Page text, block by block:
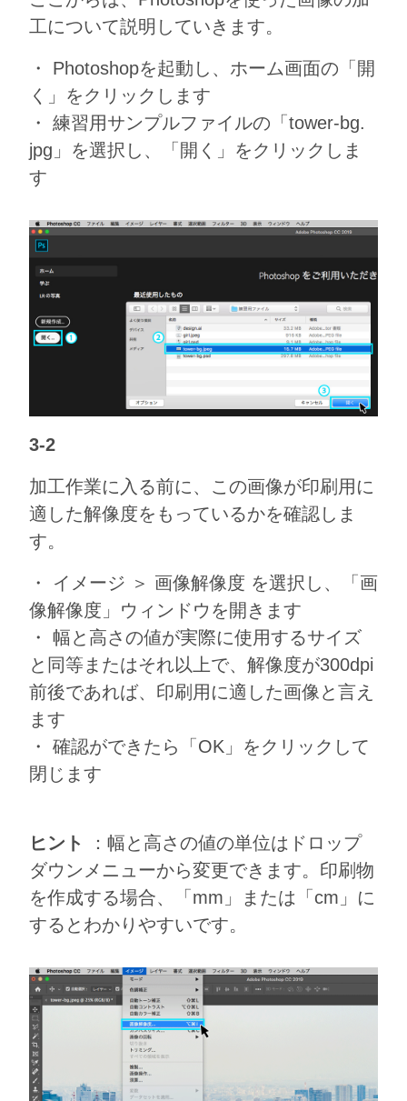
工について説明していきます。
・ Photoshopを起動し、ホーム画面の「開
く」をクリックします
・ 練習用サンプルファイルの「tower-bg.
jpg」を選択し、「開く」をクリックしま
す
3-2
加工作業に入る前に、この画像が印刷用に
適した解像度をもっているかを確認しま
す。
・ イメージ ＞ 画像解像度 を選択し、「画
像解像度」ウィンドウを開きます
・ 幅と高さの値が実際に使用するサイズ
と同等またはそれ以上で、解像度が300dpi
前後であれば、印刷用に適した画像と言え
ます
・ 確認ができたら「OK」をクリックして
閉じます
ヒント
：幅と高さの値の単位はドロップ
ダウンメニューから変更できます。印刷物
を作成する場合、「mm」または「cm」に
するとわかりやすいです。